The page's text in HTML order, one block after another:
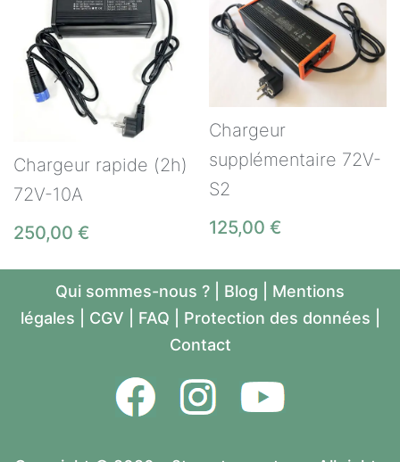
Chargeur rapide (2h)
72V-10A
250,00 €
Chargeur
supplémentaire 72V-
S2
125,00 €
Qui sommes-nous ? Blog
Mentions
légales
CGV FAQ Protection des données
Contact